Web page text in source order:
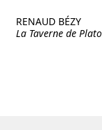
RENAUD BÉZY
La Taverne de